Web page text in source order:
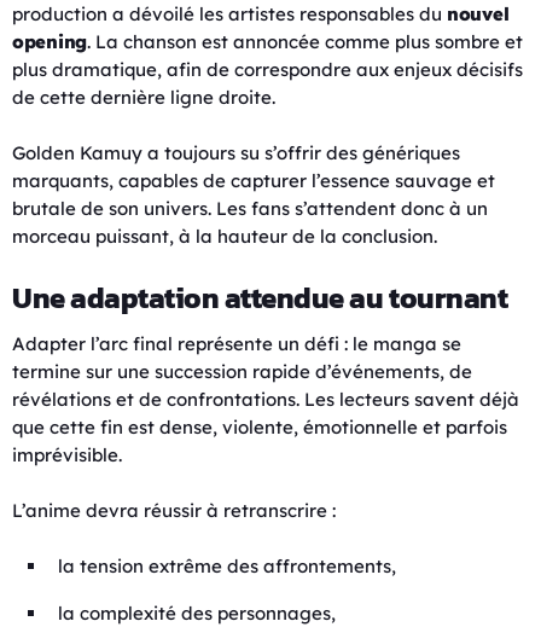
production a dévoilé les artistes responsables du nouvel
opening. La chanson est annoncée comme plus sombre et
plus dramatique, afin de correspondre aux enjeux décisifs
de cette dernière ligne droite.
Golden Kamuy a toujours su s’offrir des génériques
marquants, capables de capturer l’essence sauvage et
brutale de son univers. Les fans s’attendent donc à un
morceau puissant, à la hauteur de la conclusion.
Une adaptation attendue au tournant
Adapter l’arc final représente un défi : le manga se
termine sur une succession rapide d’événements, de
révélations et de confrontations. Les lecteurs savent déjà
que cette fin est dense, violente, émotionnelle et parfois
imprévisible.
L’anime devra réussir à retranscrire :
la tension extrême des affrontements,
la complexité des personnages,